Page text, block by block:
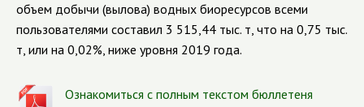
объем добычи (вылова) водных биоресурсов всеми
пользователями составил 3 515,44 тыс. т, что на 0,75 тыс.
т, или на 0,02%, ниже уровня 2019 года.
Ознакомиться с полным текстом бюллетеня